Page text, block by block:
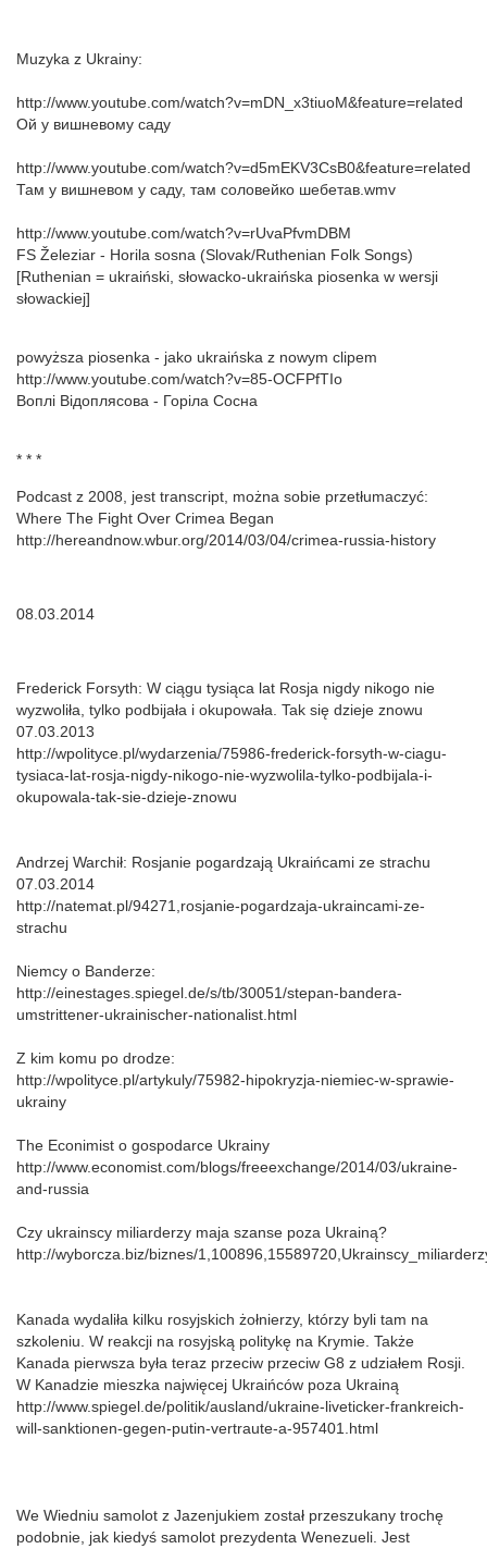
Muzyka z Ukrainy:
http://www.youtube.com/watch?v=mDN_x3tiuoM&feature=related
Ой у вишневому саду
http://www.youtube.com/watch?v=d5mEKV3CsB0&feature=related
Там у вишневом у саду, там соловейко шебетав.wmv
http://www.youtube.com/watch?v=rUvaPfvmDBM
FS Železiar - Horila sosna (Slovak/Ruthenian Folk Songs)
[Ruthenian = ukraiński, słowacko-ukraińska piosenka w wersji
słowackiej]
powyższa piosenka - jako ukraińska z nowym clipem
http://www.youtube.com/watch?v=85-OCFPfTIo
Воплі Відоплясова - Горіла Сосна
* * *
Podcast z 2008, jest transcript, można sobie przetłumaczyć:
Where The Fight Over Crimea Began
http://hereandnow.wbur.org/2014/03/04/crimea-russia-history
08.03.2014
Frederick Forsyth: W ciągu tysiąca lat Rosja nigdy nikogo nie
wyzwoliła, tylko podbijała i okupowała. Tak się dzieje znowu
07.03.2013
http://wpolityce.pl/wydarzenia/75986-frederick-forsyth-w-ciagu-
tysiaca-lat-rosja-nigdy-nikogo-nie-wyzwolila-tylko-podbijala-i-
okupowala-tak-sie-dzieje-znowu
Andrzej Warchił: Rosjanie pogardzają Ukraińcami ze strachu
07.03.2014
http://natemat.pl/94271,rosjanie-pogardzaja-ukraincami-ze-
strachu
Niemcy o Banderze:
http://einestages.spiegel.de/s/tb/30051/stepan-bandera-
umstrittener-ukrainischer-nationalist.html
Z kim komu po drodze:
http://wpolityce.pl/artykuly/75982-hipokryzja-niemiec-w-sprawie-
ukrainy
The Econimist o gospodarce Ukrainy
http://www.economist.com/blogs/freeexchange/2014/03/ukraine-
and-russia
Czy ukrainscy miliarderzy maja szanse poza Ukrainą?
http://wyborcza.biz/biznes/
Kanada wydaliła kilku rosyjskich żołnierzy, którzy byli tam na
szkoleniu. W reakcji na rosyjską politykę na Krymie. Także
Kanada pierwsza była teraz przeciw przeciw G8 z udziałem Rosji.
W Kanadzie mieszka najwięcej Ukraińców poza Ukrainą
http://www.spiegel.de/politik/ausland/ukraine-liveticker-frankreich-
will-sanktionen-gegen-putin-vertraute-a-957401.html
We Wiedniu samolot z Jazenjukiem został przeszukany trochę
podobnie, jak kiedyś samolot prezydenta Wenezueli. Jest